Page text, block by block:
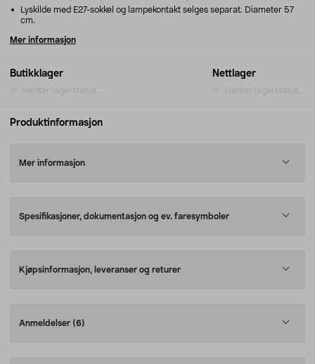
Butikklager
Henter lagerstatus...
Nettlager
Henter lagerstatus...
Lyskilde med E27-sokkel og lampekontakt selges separat. Diameter 57
cm.
Mer informasjon
Produktinformasjon
Mer informasjon
Spesifikasjoner, dokumentasjon og ev. faresymboler
Kjøpsinformasjon, leveranser og returer
Anmeldelser (6)